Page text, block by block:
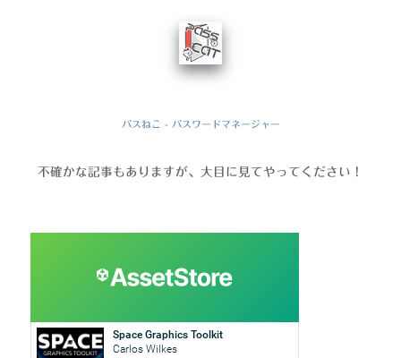
パスねこ - パスワードマネージャー
不確かな記事もありますが、大目に見てやってください！